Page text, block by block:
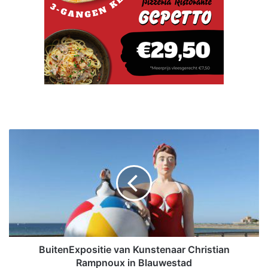
x
p
BuitenExpositie van Kunstenaar Christian
Rampnoux in Blauwestad